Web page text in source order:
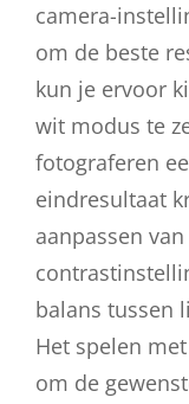
camera-
om de beste
kun je ervoor
wit modus te
fotograferen
eindresultaat
aanpassen
balans tussen
Het spelen
om de